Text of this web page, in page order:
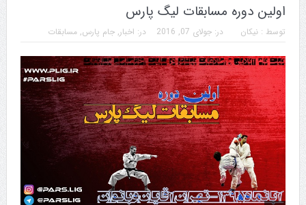
اولین دوره مسابقات لیگ پارس
توسط : نیکان در: جولای 07, 2016 در: اخبار, جام پارس, مسابقات